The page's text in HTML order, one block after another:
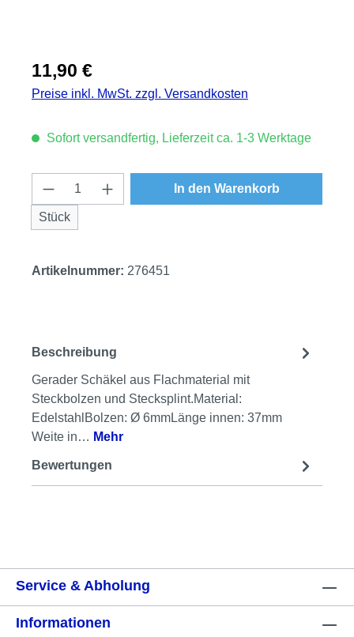
Regulärer Preis:
11,90 €
Preise inkl. MwSt. zzgl. Versandkosten
Sofort versandfertig, Lieferzeit ca. 1-3 Werktage
Produkt Anzahl: Gib den gewünschten
Stück
In den Warenkorb
Artikelnummer: 276451
Beschreibung
Gerader Schäkel aus Flachmaterial mit
Steckbolzen und Stecksplint.Material:
EdelstahlBolzen: Ø 6mmLänge innen: 37mm
Weite in… Mehr
Bewertungen
Service & Abholung
Informationen